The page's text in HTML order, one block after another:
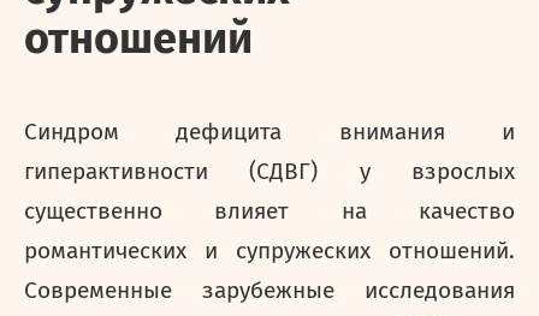
отношений
Синдром дефицита внимания и
гиперактивности (СДВГ) у взрослых
существенно влияет на качество
романтических и супружеских отношений.
Современные зарубежные исследования